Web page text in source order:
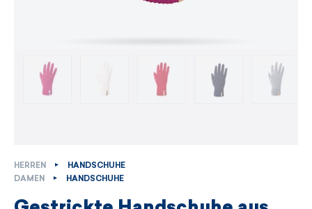
HERREN
HANDSCHUHE
DAMEN
HANDSCHUHE